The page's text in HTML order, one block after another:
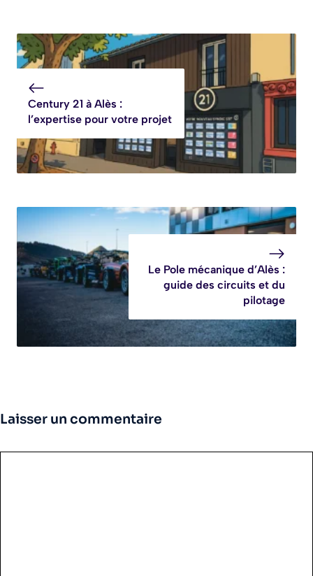
Century 21 à Alès :
l’expertise pour votre projet
Le Pole mécanique d’Alès :
guide des circuits et du
pilotage
Laisser un commentaire